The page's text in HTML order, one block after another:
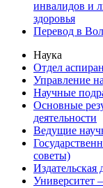
инвалидов и
здоровья
Перевод в
Наука
Отдел
Управление
Научные
Основные
деятельности
Ведущие
советы)
Издательская
Университет